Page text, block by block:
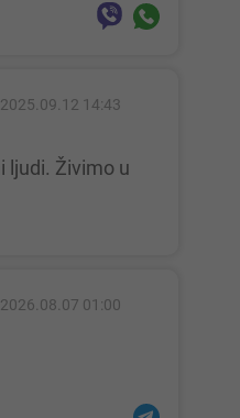
2025.09.12 14:43
2026.08.07 01:00